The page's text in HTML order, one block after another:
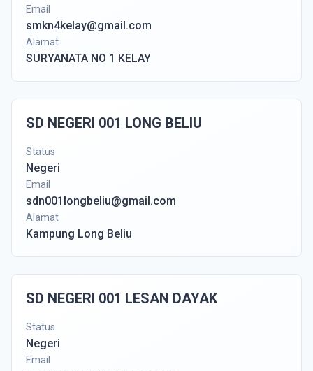
Email
smkn4kelay@gmail.com
Alamat
SURYANATA NO 1 KELAY
SD NEGERI 001 LONG BELIU
Status
Negeri
Email
sdn001longbeliu@gmail.com
Alamat
Kampung Long Beliu
SD NEGERI 001 LESAN DAYAK
Status
Negeri
Email